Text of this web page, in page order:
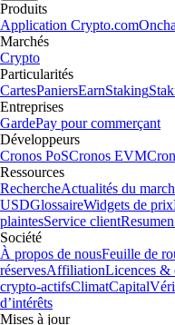
Produits
Application Crypto.com
Marchés
Crypto
Particularités
CartesPaniersEarnStaking
Entreprises
GardePay pour commerçant
Développeurs
Cronos PoSCronos EVM
Ressources
RechercheActualités du
USDGlossaireWidgets de prix
plaintesService client
Société
À propos de nousFeuille de
réservesAffiliationLicences &
crypto-actifsClimatCapital
d’intérêts
Mises à jour